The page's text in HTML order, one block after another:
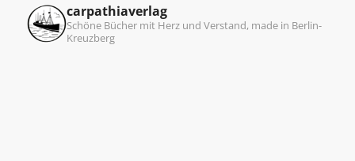
carpathiaverlag
Schöne Bücher mit Herz und Verstand, made in Berlin-
Kreuzberg